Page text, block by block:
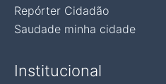
Repórter Cidadão
Saudade minha cidade
Institucional